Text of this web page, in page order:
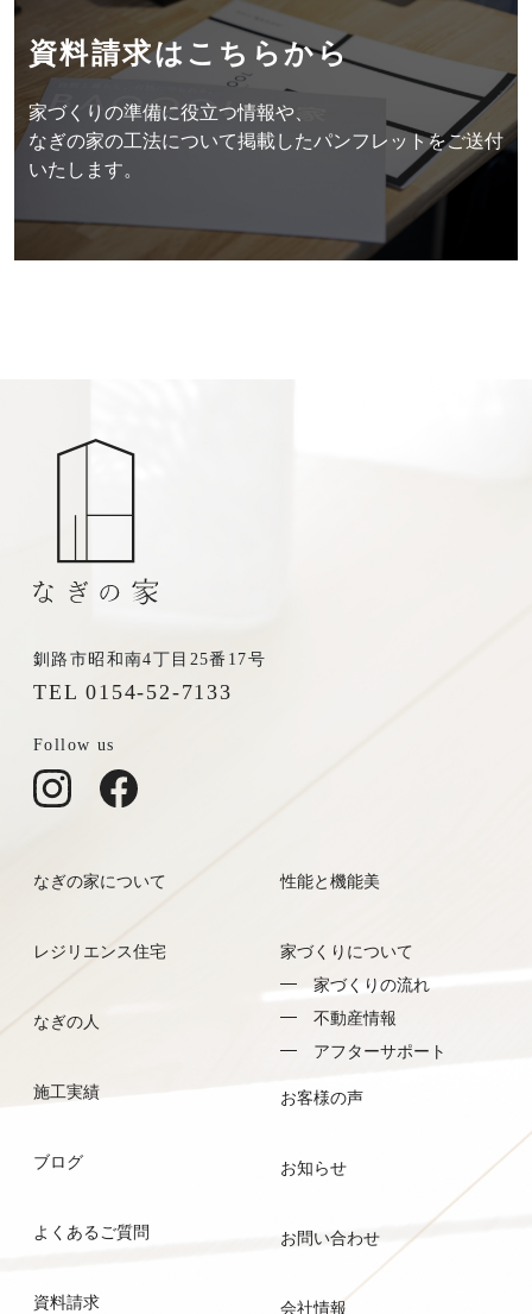
お問い合わせはこちらから
お電話からも承ります。
資料請求はこちらから
家づくりの準備に役立つ情報や、
なぎの家の工法について掲載したパンフレットをご送付
いたします。
釧路市昭和南4丁目25番17号
TEL 0154-52-7133
Follow us
なぎの家について
レジリエンス住宅
なぎの人
施工実績
ブログ
よくあるご質問
資料請求
性能と機能美
家づくりについて
家づくりの流れ
不動産情報
アフターサポート
お客様の声
お知らせ
お問い合わせ
会社情報